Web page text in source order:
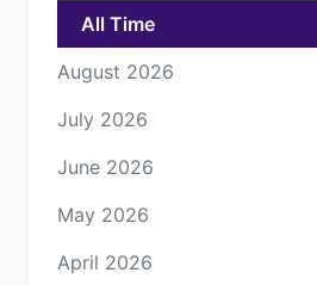
All Time
August 2026
July 2026
June 2026
May 2026
April 2026